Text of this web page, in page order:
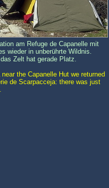
am Refuge de Capanelle mit
wieder in unberührte Wildnis.
Zelt hat gerade Platz.
the Capanelle Hut we returned
de Scarpacceja: there was just